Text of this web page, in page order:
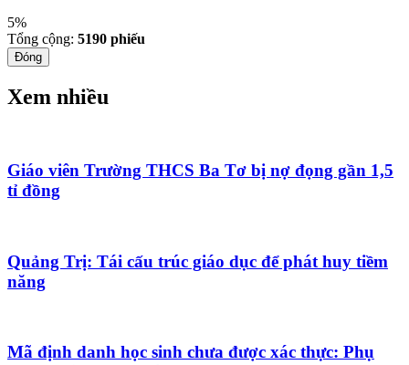
5%
Tổng cộng: 5190 phiếu
Đóng
Xem nhiều
Giáo viên Trường THCS Ba Tơ bị nợ đọng gần 1,5
tỉ đồng
Quảng Trị: Tái cấu trúc giáo dục để phát huy tiềm
năng
Mã định danh học sinh chưa được xác thực: Phụ